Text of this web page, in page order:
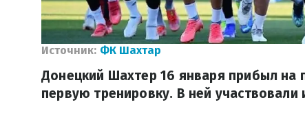
Источник: ФК Шахтар
Донецкий Шахтер 16 января прибыл на
первую тренировку. В ней участвовали